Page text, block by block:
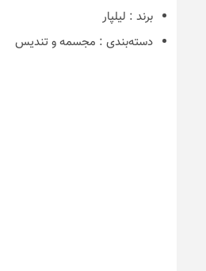
برند : لیلپار
دسته‌بندی : مجسمه و تندیس